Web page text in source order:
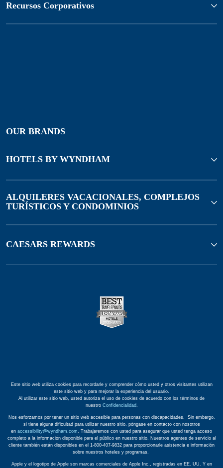
Recursos Corporativos
OUR BRANDS
HOTELS BY WYNDHAM
ALQUILERES VACACIONALES, COMPLEJOS
TURÍSTICOS Y CONDOMINIOS
CAESARS REWARDS
Este sitio web utiliza cookies para recordarle y comprender cómo usted y otros visitantes utilizan
este sitio web y para mejorar la experiencia del usuario.
Al utilizar este sitio web, usted autoriza el uso de cookies de acuerdo con los términos de
nuestro Confidencialidad
Nos esforzamos por tener un sitio web accesible para personas con discapacidades. Sin embargo,
si tiene alguna dificultad para utilizar nuestro sitio, póngase en contacto con nosotros
en accessibility@wyndham.com . Trabajaremos con usted para asegurar que usted tenga acceso
completo a la información disponible para el público en nuestro sitio. Nuestros agentes de servicio al
cliente también están disponibles en el 1-800-407-9832 para proporcionarle asistencia e información
sobre nuestros hoteles y programas.
Apple y el logotipo de Apple son marcas comerciales de Apple Inc., registradas en EE. UU. Y en